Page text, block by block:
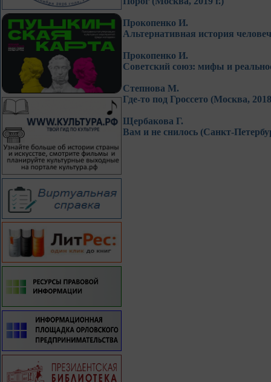
Прокопенко И.
Альтернативная история
Прокопенко И.
Советский союз: мифы и
Степнова М.
Где-то под Гроссето (Москва,
Щербакова Г.
Вам и не снилось (Санкт-